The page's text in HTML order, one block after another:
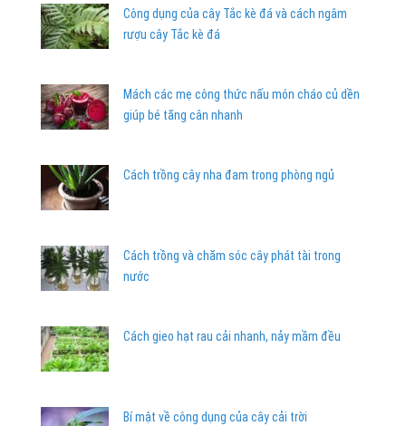
Công dụng của cây Tắc kè đá và cách ngâm
rượu cây Tắc kè đá
Mách các mẹ công thức nấu món cháo củ dền
giúp bé tăng cân nhanh
Cách trồng cây nha đam trong phòng ngủ
Cách trồng và chăm sóc cây phát tài trong
nước
Cách gieo hạt rau cải nhanh, nảy mầm đều
Bí mật về công dụng của cây cải trời